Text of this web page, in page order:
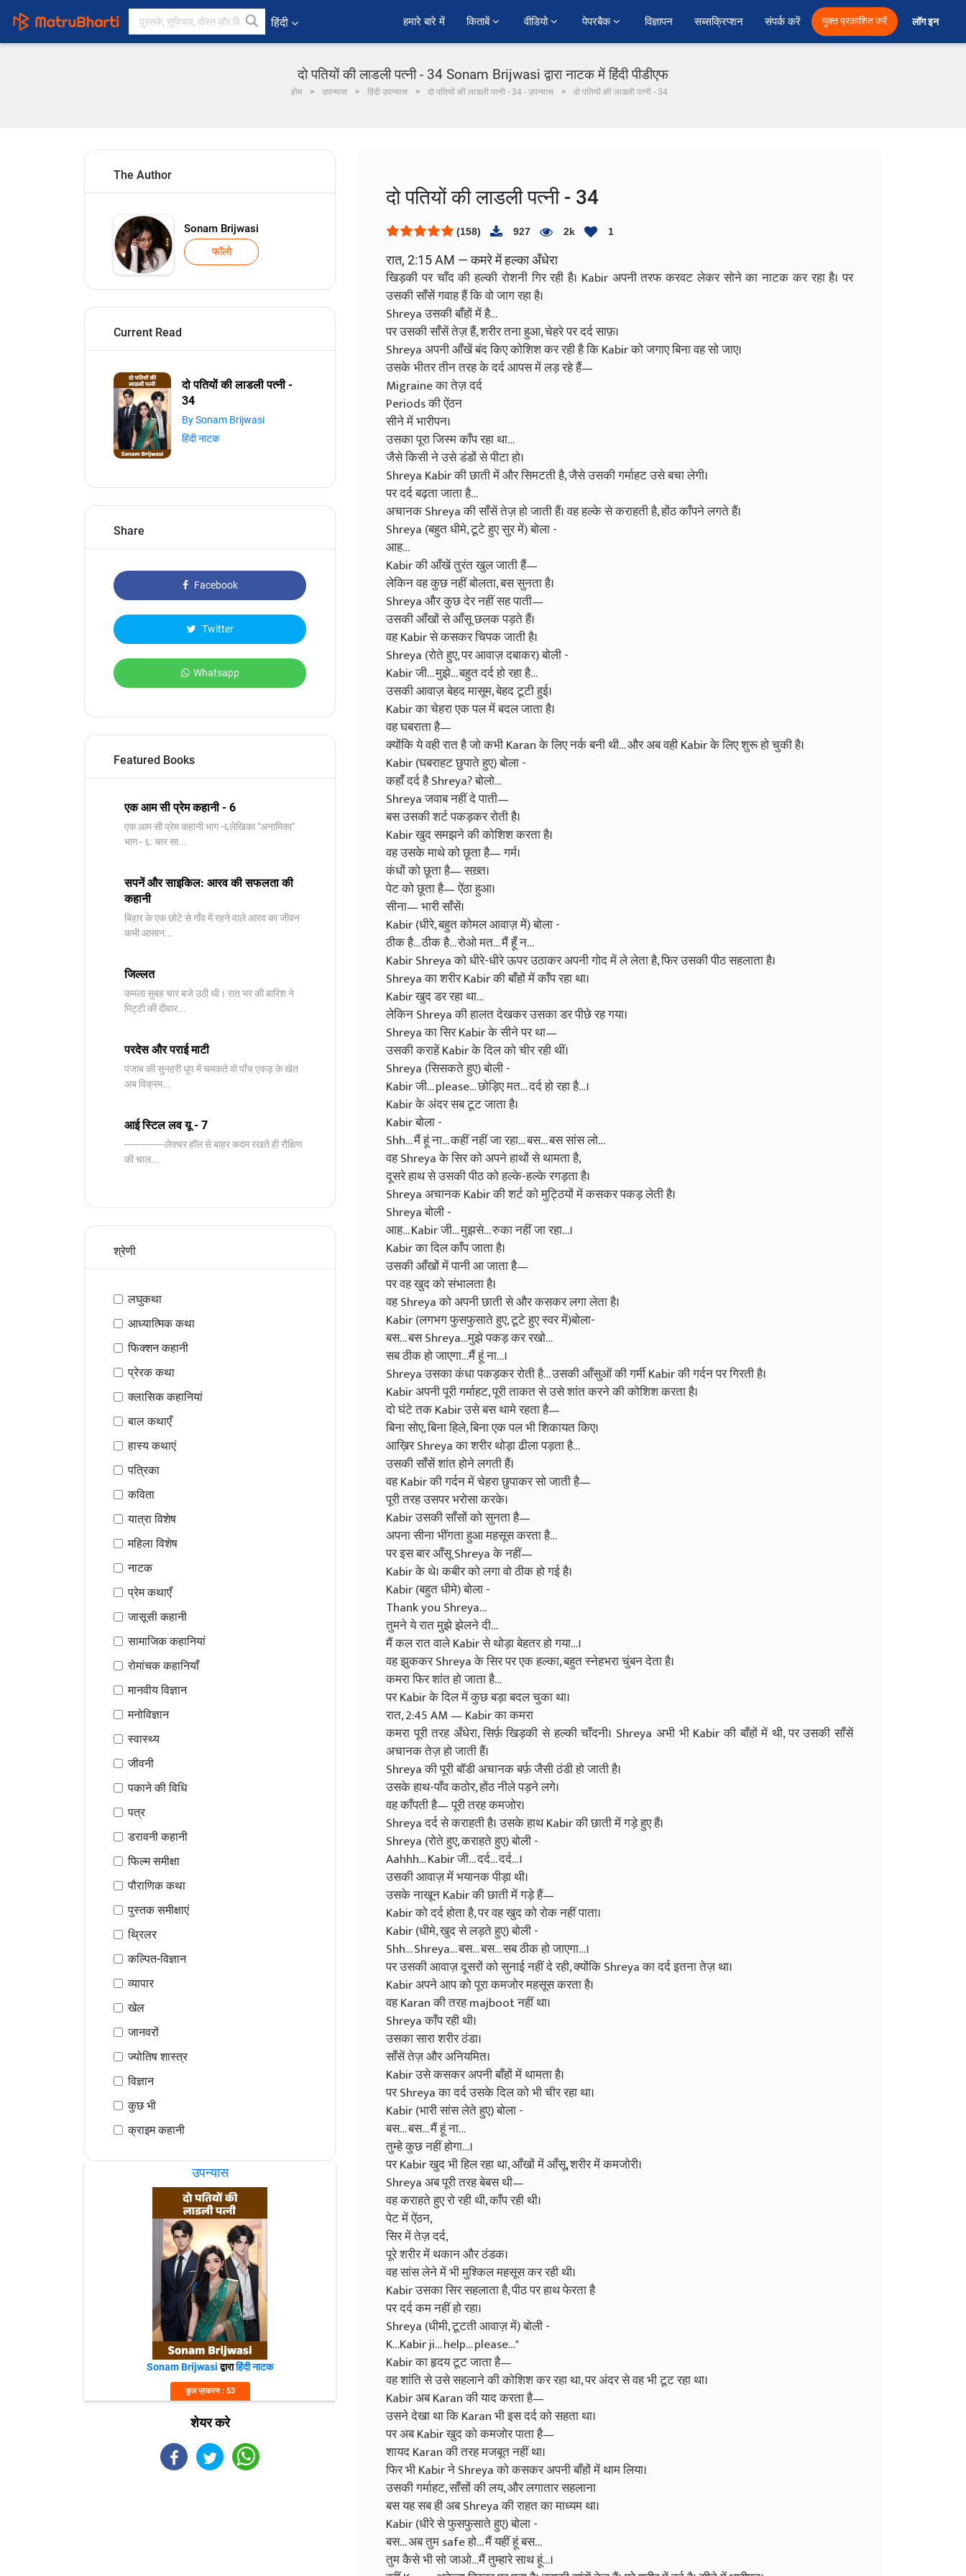
हिंदी हमारे बारे में किताबें वीडियो पेपरबैक विज्ञापन सब्सक्रिप्शन संपर्क करें मुक्त प्रकाशित करें लॉग इन
दो पतियों की लाडली पत्नी - 34 Sonam Brijwasi द्वारा नाटक में हिंदी पीडीएफ
होम उपन्यास हिंदी उपन्यास दो पतियों की लाडली पत्नी - 34 - उपन्यास दो पतियों की लाडली पत्नी - 34
The Author
Sonam Brijwasi
फॉलो
Current Read
दो पतियों की लाडली पत्नी -
34
By Sonam Brijwasi
हिंदी नाटक
Share
Facebook
Twitter
Whatsapp
Featured Books
एक आम सी प्रेम कहानी - 6
​एक आम सी प्रेम कहानी भाग -६लेखिका "अनामिका"
भाग - ६: चार सा...
सपनें और साइकिल: आरव की सफलता की
कहानी
बिहार के एक छोटे से गाँव में रहने वाले आरव का जीवन
कभी आसान...
जिल्लत
कमला सुबह चार बजे उठी थी। रात भर की बारिश ने
मिट्टी की दीवार...
परदेस और पराई माटी
पंजाब की सुनहरी धूप में चमकते वो पाँच एकड़ के खेत
अब विक्रम...
आई स्टिल लव यू - 7
--------------​लेक्चर हॉल से बाहर कदम रखते ही रौक्षिण
की चाल...
श्रेणी
लघुकथा
आध्यात्मिक कथा
फिक्शन कहानी
प्रेरक कथा
क्लासिक कहानियां
बाल कथाएँ
हास्य कथाएं
पत्रिका
कविता
यात्रा विशेष
महिला विशेष
नाटक
प्रेम कथाएँ
जासूसी कहानी
सामाजिक कहानियां
रोमांचक कहानियाँ
मानवीय विज्ञान
मनोविज्ञान
स्वास्थ्य
जीवनी
पकाने की विधि
पत्र
डरावनी कहानी
फिल्म समीक्षा
पौराणिक कथा
पुस्तक समीक्षाएं
थ्रिलर
कल्पित-विज्ञान
व्यापार
खेल
जानवरों
ज्योतिष शास्त्र
विज्ञान
कुछ भी
क्राइम कहानी
उपन्यास
Sonam Brijwasiद्वाराहिंदी नाटक
कुल प्रकरण : 53
शेयर करे
दो पतियों की लाडली पत्नी - 34
(158) 927 2k 1
रात, 2:15 AM — कमरे में हल्का अँधेरा
खिड़की पर चाँद की हल्की रोशनी गिर रही है। Kabir अपनी तरफ करवट लेकर सोने का नाटक कर रहा है। पर
उसकी साँसें गवाह हैं कि वो जाग रहा है।
Shreya उसकी बाँहों में है…
पर उसकी साँसें तेज़ हैं, शरीर तना हुआ, चेहरे पर दर्द साफ़।
Shreya अपनी आँखें बंद किए कोशिश कर रही है कि Kabir को जगाए बिना वह सो जाए।
उसके भीतर तीन तरह के दर्द आपस में लड़ रहे हैं—
Migraine का तेज़ दर्द
Periods की ऐंठन
सीने में भारीपन।
उसका पूरा जिस्म काँप रहा था…
जैसे किसी ने उसे डंडों से पीटा हो।
Shreya Kabir की छाती में और सिमटती है, जैसे उसकी गर्माहट उसे बचा लेगी।
पर दर्द बढ़ता जाता है…
अचानक Shreya की साँसें तेज़ हो जाती हैं। वह हल्के से कराहती है, होंठ काँपने लगते हैं।
Shreya (बहुत धीमे, टूटे हुए सुर में) बोला -
आह…
Kabir की आँखें तुरंत खुल जाती हैं—
लेकिन वह कुछ नहीं बोलता, बस सुनता है।
Shreya और कुछ देर नहीं सह पाती—
उसकी आँखों से आँसू छलक पड़ते हैं।
वह Kabir से कसकर चिपक जाती है।
Shreya (रोते हुए, पर आवाज़ दबाकर) बोली -
Kabir जी… मुझे… बहुत दर्द हो रहा है…
उसकी आवाज़ बेहद मासूम, बेहद टूटी हुई।
Kabir का चेहरा एक पल में बदल जाता है।
वह घबराता है—
क्योंकि ये वही रात है जो कभी Karan के लिए नर्क बनी थी… और अब वही Kabir के लिए शुरू हो चुकी है।
Kabir (घबराहट छुपाते हुए) बोला -
कहाँ दर्द है Shreya? बोलो…
Shreya जवाब नहीं दे पाती—
बस उसकी शर्ट पकड़कर रोती है।
Kabir खुद समझने की कोशिश करता है।
वह उसके माथे को छूता है— गर्म।
कंधों को छूता है— सख़्त।
पेट को छूता है— ऐंठा हुआ।
सीना— भारी साँसें।
Kabir (धीरे, बहुत कोमल आवाज़ में) बोला -
ठीक है… ठीक है… रोओ मत… मैं हूँ न…
Kabir Shreya को धीरे-धीरे ऊपर उठाकर अपनी गोद में ले लेता है, फिर उसकी पीठ सहलाता है।
Shreya का शरीर Kabir की बाँहों में काँप रहा था।
Kabir खुद डर रहा था…
लेकिन Shreya की हालत देखकर उसका डर पीछे रह गया।
Shreya का सिर Kabir के सीने पर था—
उसकी कराहें Kabir के दिल को चीर रही थीं।
Shreya (सिसकते हुए) बोली -
Kabir जी… please… छोड़िए मत… दर्द हो रहा है…।
Kabir के अंदर सब टूट जाता है।
Kabir बोला -
Shh… मैं हूं ना… कहीं नहीं जा रहा… बस… बस सांस लो…
वह Shreya के सिर को अपने हाथों से थामता है,
दूसरे हाथ से उसकी पीठ को हल्के-हल्के रगड़ता है।
Shreya अचानक Kabir की शर्ट को मुट्ठियों में कसकर पकड़ लेती है।
Shreya बोली -
आह… Kabir जी… मुझसे… रुका नहीं जा रहा…।
Kabir का दिल काँप जाता है।
उसकी आँखों में पानी आ जाता है—
पर वह खुद को संभालता है।
वह Shreya को अपनी छाती से और कसकर लगा लेता है।
Kabir (लगभग फुसफुसाते हुए, टूटे हुए स्वर में)बोला-
बस… बस Shreya…मुझे पकड़ कर रखो…
सब ठीक हो जाएगा…मैं हूं ना…।
Shreya उसका कंधा पकड़कर रोती है… उसकी आँसुओं की गर्मी Kabir की गर्दन पर गिरती है।
Kabir अपनी पूरी गर्माहट, पूरी ताकत से उसे शांत करने की कोशिश करता है।
दो घंटे तक Kabir उसे बस थामे रहता है—
बिना सोए, बिना हिले, बिना एक पल भी शिकायत किए।
आख़िर Shreya का शरीर थोड़ा ढीला पड़ता है…
उसकी साँसें शांत होने लगती हैं।
वह Kabir की गर्दन में चेहरा छुपाकर सो जाती है—
पूरी तरह उसपर भरोसा करके।
Kabir उसकी साँसों को सुनता है—
अपना सीना भींगता हुआ महसूस करता है…
पर इस बार आँसू Shreya के नहीं—
Kabir के थे। कबीर को लगा वो ठीक हो गई है।
Kabir (बहुत धीमे) बोला -
Thank you Shreya…
तुमने ये रात मुझे झेलने दी…
मैं कल रात वाले Kabir से थोड़ा बेहतर हो गया…।
वह झुककर Shreya के सिर पर एक हल्का, बहुत स्नेहभरा चुंबन देता है।
कमरा फिर शांत हो जाता है…
पर Kabir के दिल में कुछ बड़ा बदल चुका था।
रात, 2:45 AM — Kabir का कमरा
कमरा पूरी तरह अँधेरा, सिर्फ़ खिड़की से हल्की चाँदनी। Shreya अभी भी Kabir की बाँहों में थी, पर उसकी साँसें
अचानक तेज़ हो जाती हैं।
Shreya की पूरी बॉडी अचानक बर्फ़ जैसी ठंडी हो जाती है।
उसके हाथ-पाँव कठोर, होंठ नीले पड़ने लगे।
वह काँपती है— पूरी तरह कमजोर।
Shreya दर्द से कराहती है। उसके हाथ Kabir की छाती में गड़े हुए हैं।
Shreya (रोते हुए, कराहते हुए) बोली -
Aahhh… Kabir जी… दर्द… दर्द…।
उसकी आवाज़ में भयानक पीड़ा थी।
उसके नाखून Kabir की छाती में गड़े हैं—
Kabir को दर्द होता है, पर वह खुद को रोक नहीं पाता।
Kabir (धीमे, खुद से लड़ते हुए) बोली -
Shh… Shreya… बस… बस… सब ठीक हो जाएगा…।
पर उसकी आवाज़ दूसरों को सुनाई नहीं दे रही, क्योंकि Shreya का दर्द इतना तेज़ था।
Kabir अपने आप को पूरा कमजोर महसूस करता है।
वह Karan की तरह majboot नहीं था।
Shreya काँप रही थी।
उसका सारा शरीर ठंडा।
साँसें तेज़ और अनियमित।
Kabir उसे कसकर अपनी बाँहों में थामता है।
पर Shreya का दर्द उसके दिल को भी चीर रहा था।
Kabir (भारी सांस लेते हुए) बोला -
बस… बस… मैं हूं ना…
तुम्हे कुछ नहीं होगा…।
पर Kabir खुद भी हिल रहा था, आँखों में आँसू, शरीर में कमजोरी।
Shreya अब पूरी तरह बेबस थी—
वह कराहते हुए रो रही थी, काँप रही थी।
पेट में ऐंठन,
सिर में तेज़ दर्द,
पूरे शरीर में थकान और ठंडक।
वह सांस लेने में भी मुश्किल महसूस कर रही थी।
Kabir उसका सिर सहलाता है, पीठ पर हाथ फेरता है
पर दर्द कम नहीं हो रहा।
Shreya (धीमी, टूटती आवाज़ में) बोली -
K…Kabir ji… help… please…"
Kabir का हृदय टूट जाता है—
वह शांति से उसे सहलाने की कोशिश कर रहा था, पर अंदर से वह भी टूट रहा था।
Kabir अब Karan की याद करता है—
उसने देखा था कि Karan भी इस दर्द को सहता था।
पर अब Kabir खुद को कमजोर पाता है—
शायद Karan की तरह मजबूत नहीं था।
फिर भी Kabir ने Shreya को कसकर अपनी बाँहों में थाम लिया।
उसकी गर्माहट, साँसों की लय, और लगातार सहलाना
बस यह सब ही अब Shreya की राहत का माध्यम था।
Kabir (धीरे से फुसफुसाते हुए) बोला -
बस… अब तुम safe हो… मैं यहीं हूं बस…
तुम कैसे भी सो जाओ…मैं तुम्हारे साथ हूं…।